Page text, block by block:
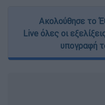
Ακολούθησε το
Live όλες οι
υπογραφή